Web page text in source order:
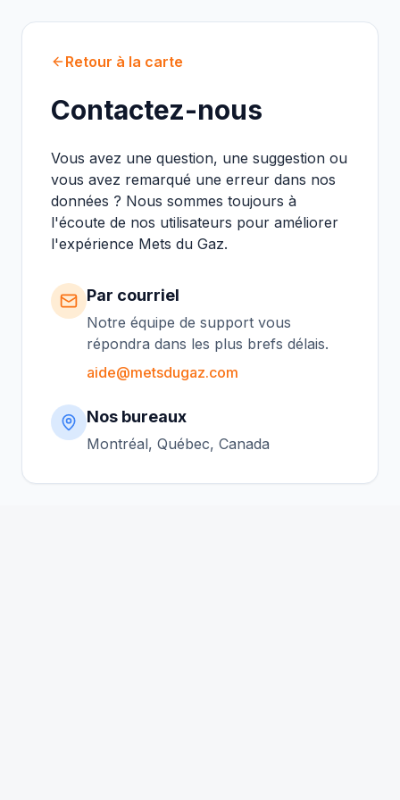
Retour à la carte
Contactez-nous
Vous avez une question, une suggestion ou
vous avez remarqué une erreur dans nos
données ? Nous sommes toujours à
l'écoute de nos utilisateurs pour améliorer
l'expérience Mets du Gaz.
Par courriel
Notre équipe de support vous
répondra dans les plus brefs délais.
aide@metsdugaz.com
Nos bureaux
Montréal, Québec, Canada